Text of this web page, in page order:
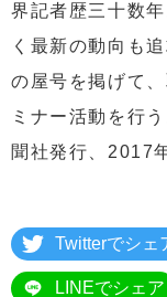
界記者歴三十数
く最新の動向も
の屋号を掲げて
ミナー活動を行
聞社発行、2017
Twitterでシェ
LINEでシェア